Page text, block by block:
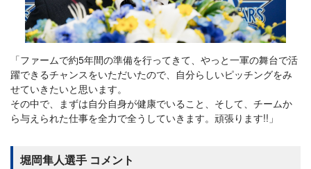
「ファームで約5年間の準備を行ってきて、やっと一軍の舞台で活
躍できるチャンスをいただいたので、自分らしいピッチングをみ
せていきたいと思います。
その中で、まずは自分自身が健康でいること、そして、チームか
ら与えられた仕事を全力で全うしていきます。頑張ります!!」
堀岡隼人選手 コメント